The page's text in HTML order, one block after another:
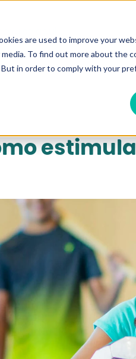
are used to improve your
To find out more about the
in order to comply with your